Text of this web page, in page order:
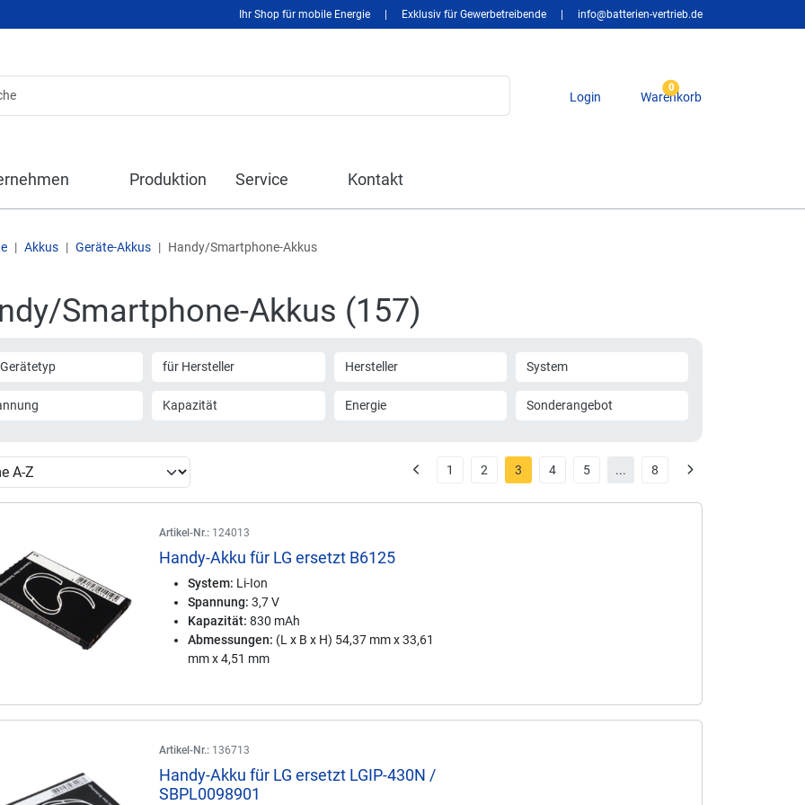
Ihr Shop für mobile Energie Exklusiv für Gewerbetreibende info@batterien-vertrieb.de
Login
0
Warenkorb
Produktion Service Kontakt
Akkus Geräte-Akkus Handy/Smartphone-Akkus
Smartphone-Akkus (157)
für Hersteller Hersteller System
Kapazität Energie Sonderangebot
1 2 3 4 5 ... 8
Artikel-Nr.: 124013
Handy-Akku für LG ersetzt B6125
System: Li-Ion
Spannung: 3,7 V
Kapazität: 830 mAh
Abmessungen: (L x B x H) 54,37 mm x 33,61
mm x 4,51 mm
Artikel-Nr.: 136713
Handy-Akku für LG ersetzt LGIP-430N /
SBPL0098901